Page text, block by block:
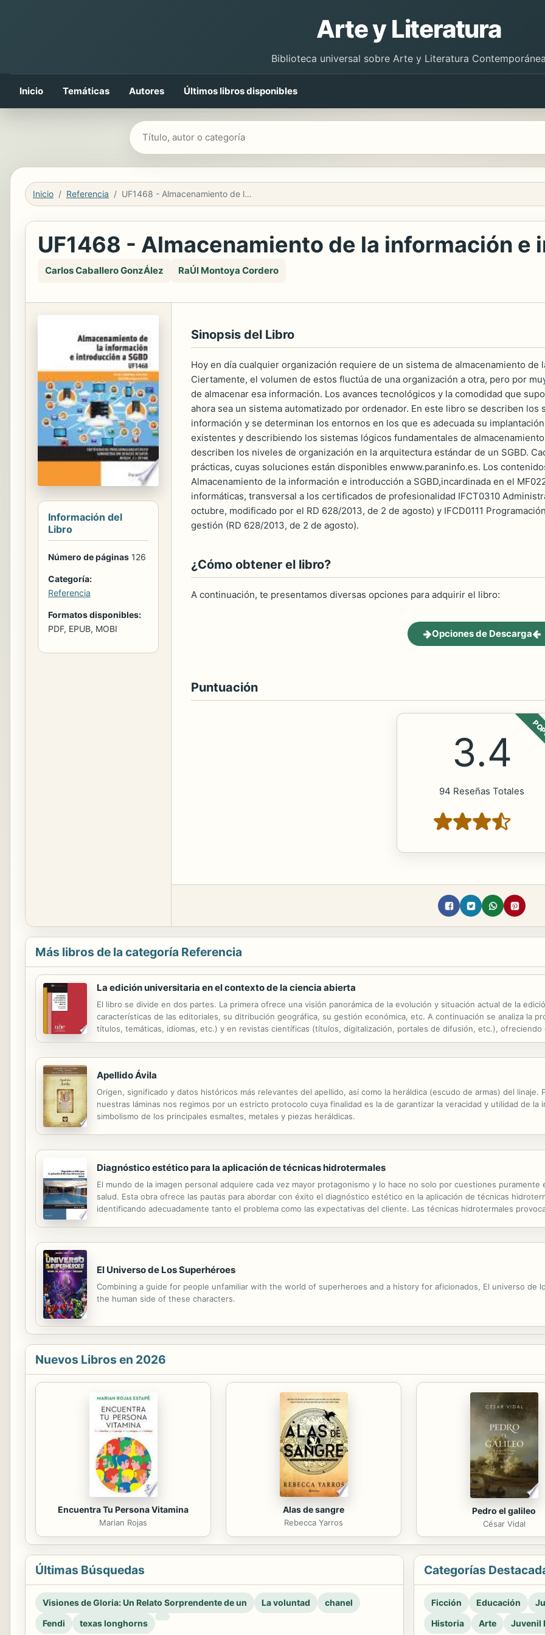
Arte y Literatura
Biblioteca universal sobre Arte y Literatura
Inicio Temáticas Autores Últimos libros disponibles
Buscar libros
Inicio Referencia UF1468 - Almacenamiento de la información e introducción a SGBD
UF1468 - Almacenamiento de la información e
Carlos Caballero GonzÁlez RaÚl Montoya Cordero
Información del
Libro
Número de páginas 126
Categoría:
Referencia
Formatos disponibles:
PDF, EPUB, MOBI
Sinopsis del Libro
Hoy en día cualquier organización requiere de un sistema de almacenamiento
Ciertamente, el volumen de estos fluctúa de una organización a otra, pero por
de almacenar esa información. Los avances tecnológicos y la comodidad que
ahora sea un sistema automatizado por ordenador. En este libro se describen
información y se determinan los entornos en los que es adecuada su
existentes y describiendo los sistemas lógicos fundamentales de
describen los niveles de organización en la arquitectura estándar de un SGBD.
prácticas, cuyas soluciones están disponibles enwww.paraninfo.es. Los
Almacenamiento de la información e introducción a SGBD,incardinada en el
informáticas, transversal a los certificados de profesionalidad IFCT0310
octubre, modificado por el RD 628/2013, de 2 de agosto) y IFCD0111
gestión (RD 628/2013, de 2 de agosto).
¿Cómo obtener el libro?
A continuación, te presentamos diversas opciones para adquirir el libro:
Opciones de Descarga
Puntuación
3.4
94 Reseñas Totales
Más libros de la categoría Referencia
La edición universitaria en el contexto de la ciencia abierta
El libro se divide en dos partes. La primera ofrece una visión panorámica de la evolución y situación actual de la
características de las editoriales, su ditribución geográfica, su gestión económica, etc. A continuación se analiza la
títulos, temáticas, idiomas, etc.) y en revistas científicas (títulos, digitalización, portales de difusión, etc.),
se centra en el acceso abierto (open access) a la ciencia. Se presentan los fundamentos y ...
Apellido Ávila
Origen, significado y datos históricos más relevantes del apellido, así como la heráldica (escudo de armas) del linaje.
nuestras láminas nos regimos por un estricto protocolo cuya finalidad es la de garantizar la veracidad y utilidad de la
simbolismo de los principales esmaltes, metales y piezas heráldicas.
Diagnóstico estético para la aplicación de técnicas hidrotermales
El mundo de la imagen personal adquiere cada vez mayor protagonismo y lo hace no solo por cuestiones
salud. Esta obra ofrece las pautas para abordar con éxito el diagnóstico estético en la aplicación de técnicas
identificando adecuadamente tanto el problema como las expectativas del cliente. Las técnicas hidrotermales
El Universo de Los Superhéroes
Combining a guide for people unfamiliar with the world of superheroes and a history for aficionados, El universo de
the human side of these characters.
Nuevos Libros en 2026
Encuentra Tu Persona Vitamina
Marian Rojas
Alas de sangre
Rebecca Yarros
Pedro el galileo
César Vidal
Últimas Búsquedas
Visiones de Gloria: Un Relato Sorprendente de un La voluntad
chanel
Fendi
texas longhorns
Categorías
Ficción Educación
Historia
Arte Juvenil